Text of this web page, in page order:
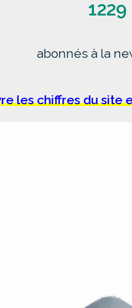
1229
abonnés à la
les chiffres du site